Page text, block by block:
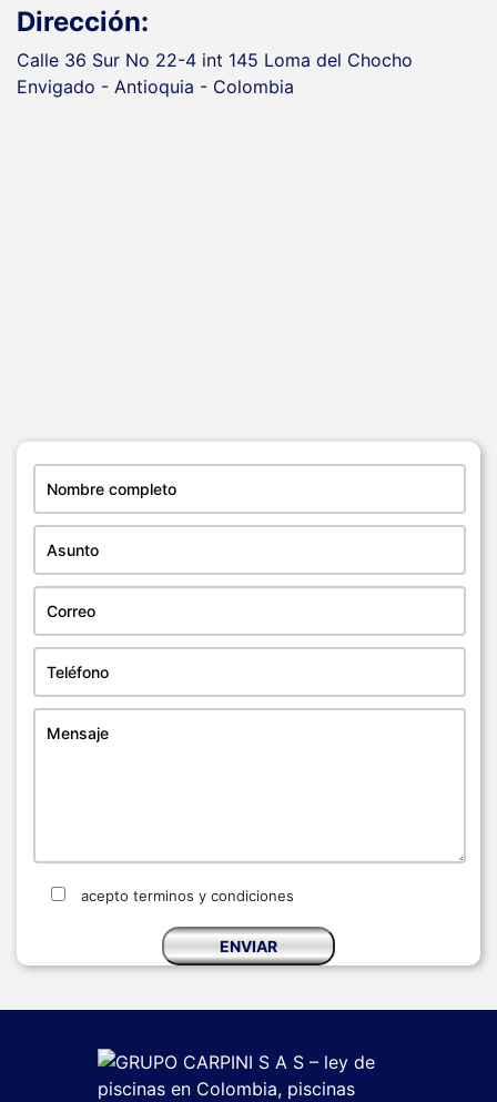
Dirección:
Calle 36 Sur No 22-4 int 145 Loma del Chocho
Envigado - Antioquia - Colombia
acepto terminos y condiciones